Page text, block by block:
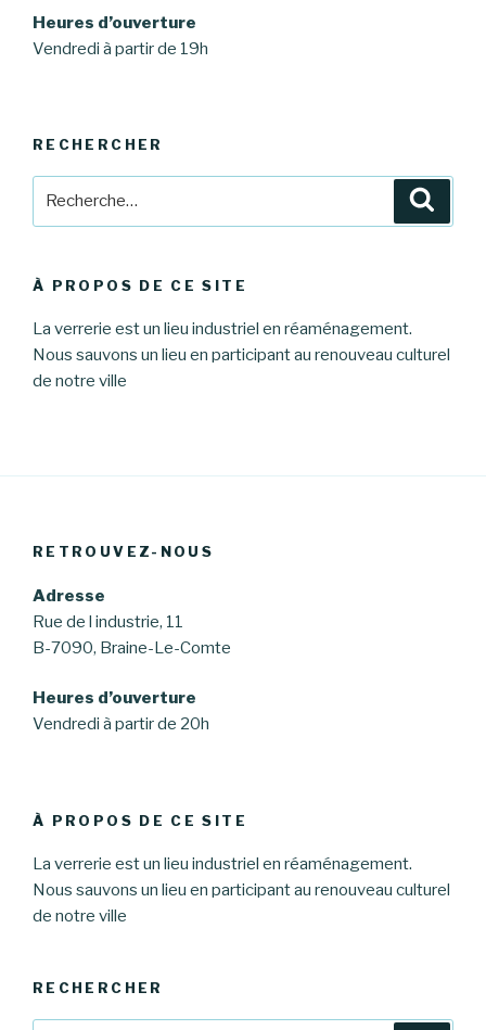
Heures d’ouverture
Vendredi à partir de 19h
RECHERCHER
À PROPOS DE CE SITE
La verrerie est un lieu industriel en réaménagement.
Nous sauvons un lieu en participant au renouveau culturel
de notre ville
RETROUVEZ-NOUS
Adresse
Rue de l industrie, 11
B-7090, Braine-Le-Comte
Heures d’ouverture
Vendredi à partir de 20h
À PROPOS DE CE SITE
La verrerie est un lieu industriel en réaménagement.
Nous sauvons un lieu en participant au renouveau culturel
de notre ville
RECHERCHER